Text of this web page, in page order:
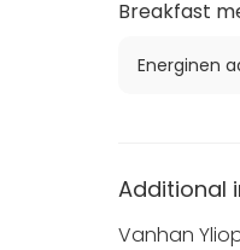
Breakfast
Energinen
Additional
Vanhan